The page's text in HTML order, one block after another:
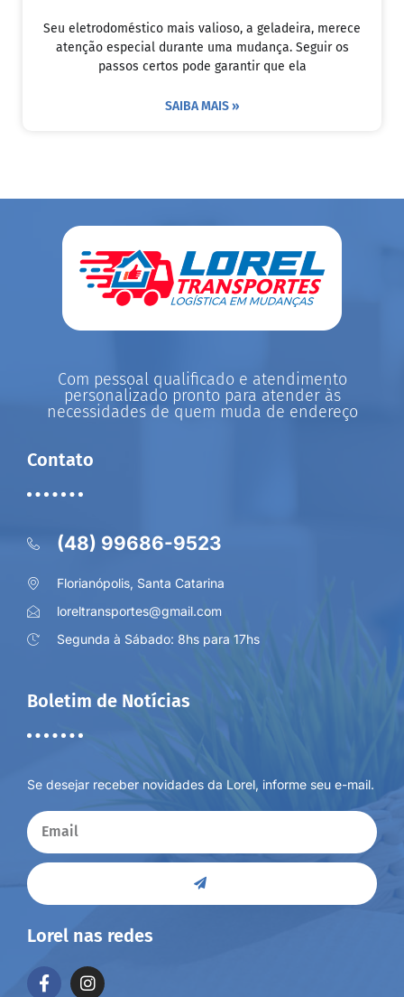
Seu eletrodoméstico mais valioso, a geladeira, merece
atenção especial durante uma mudança. Seguir os
passos certos pode garantir que ela
SAIBA MAIS »
Com pessoal qualificado e atendimento
personalizado pronto para atender às
necessidades de quem muda de endereço
Contato
(48) 99686-9523
Florianópolis, Santa Catarina
loreltransportes@gmail.com
Segunda à Sábado: 8hs para 17hs
Boletim de Notícias
Se desejar receber novidades da Lorel, informe seu e-mail.
Lorel nas redes